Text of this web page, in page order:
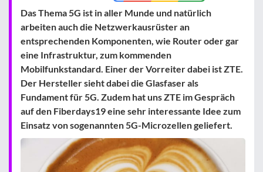
Das Thema 5G ist in aller Munde und natürlich
arbeiten auch die Netzwerkausrüster an
entsprechenden Komponenten, wie Router oder gar
eine Infrastruktur, zum kommenden
Mobilfunkstandard. Einer der Vorreiter dabei ist ZTE.
Der Hersteller sieht dabei die Glasfaser als
Fundament für 5G. Zudem hat uns ZTE im Gespräch
auf den Fiberdays19 eine sehr interessante Idee zum
Einsatz von sogenannten 5G-Microzellen geliefert.